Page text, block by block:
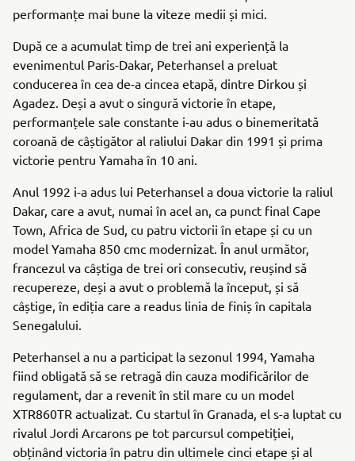
performanțe mai bune la viteze medii și mici.
După ce a acumulat timp de trei ani experiență la
evenimentul Paris-Dakar, Peterhansel a preluat
conducerea în cea de-a cincea etapă, dintre Dirkou și
Agadez. Deși a avut o singură victorie în etape,
performanțele sale constante i-au adus o binemeritată
coroană de câștigător al raliului Dakar din 1991 și prima
victorie pentru Yamaha în 10 ani.
Anul 1992 i-a adus lui Peterhansel a doua victorie la raliul
Dakar, care a avut, numai în acel an, ca punct final Cape
Town, Africa de Sud, cu patru victorii în etape și cu un
model Yamaha 850 cmc modernizat. În anul următor,
francezul va câștiga de trei ori consecutiv, reușind să
recupereze, deși a avut o problemă la început, și să
câștige, în ediția care a readus linia de finiș în capitala
Senegalului.
Peterhansel a nu a participat la sezonul 1994, Yamaha
fiind obligată să se retragă din cauza modificărilor de
regulament, dar a revenit în stil mare cu un model
XTR860TR actualizat. Cu startul în Granada, el s-a luptat cu
rivalul Jordi Arcarons pe tot parcursul competiției,
obținând victoria în patru din ultimele cinci etape și al